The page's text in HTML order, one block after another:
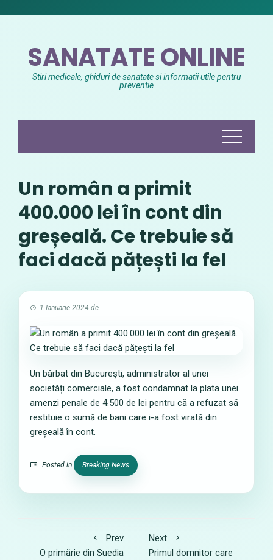
SANATATE ONLINE
Stiri medicale, ghiduri de sanatate si informatii utile pentru
preventie
Un român a primit
400.000 lei în cont din
greșeală. Ce trebuie să
faci dacă pățești la fel
1 Ianuarie 2024 de
Un bărbat din București, administrator al unei
societăți comerciale, a fost condamnat la plata unei
amenzi penale de 4.500 de lei pentru că a refuzat să
restituie o sumă de bani care i-a fost virată din
greșeală în cont.
Posted in Breaking News
Prev
O primărie din Suedia
Next
Primul domnitor care